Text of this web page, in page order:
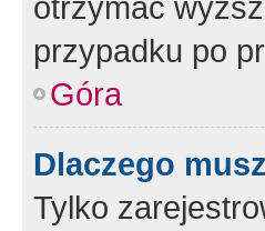
przypadku po
Góra
Dlaczego
Tylko